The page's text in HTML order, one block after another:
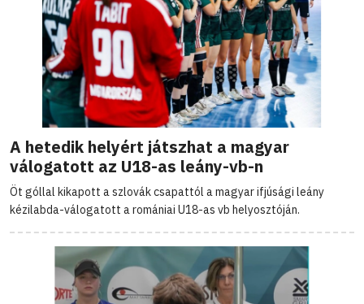
A hetedik helyért játszhat a magyar
válogatott az U18-as leány-vb-n
Öt góllal kikapott a szlovák csapattól a magyar ifjúsági leány
kézilabda-válogatott a romániai U18-as vb helyosztóján.